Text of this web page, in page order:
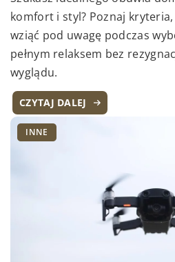
komfort i styl? Poznaj
wziąć pod uwagę podczas
pełnym relaksem bez
wyglądu.
CZYTAJ DALEJ
INNE